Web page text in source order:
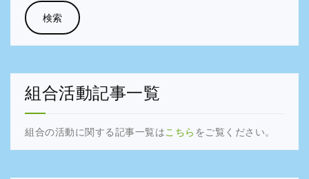
組合活動記事一覧
組合の活動に関する記事一覧はこちら をご覧ください。